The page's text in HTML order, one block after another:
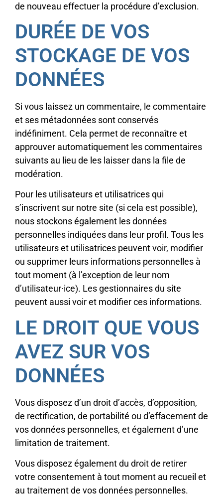
de nouveau effectuer la procédure d’exclusion.
DURÉE DE VOS
STOCKAGE DE VOS
DONNÉES
Si vous laissez un commentaire, le commentaire
et ses métadonnées sont conservés
indéfiniment. Cela permet de reconnaître et
approuver automatiquement les commentaires
suivants au lieu de les laisser dans la file de
modération.
Pour les utilisateurs et utilisatrices qui
s’inscrivent sur notre site (si cela est possible),
nous stockons également les données
personnelles indiquées dans leur profil. Tous les
utilisateurs et utilisatrices peuvent voir, modifier
ou supprimer leurs informations personnelles à
tout moment (à l’exception de leur nom
d’utilisateur·ice). Les gestionnaires du site
peuvent aussi voir et modifier ces informations.
LE DROIT QUE VOUS
AVEZ SUR VOS
DONNÉES
Vous disposez d’un droit d’accès, d’opposition,
de rectification, de portabilité ou d’effacement de
vos données personnelles, et également d’une
limitation de traitement.
Vous disposez également du droit de retirer
votre consentement à tout moment au recueil et
au traitement de vos données personnelles.